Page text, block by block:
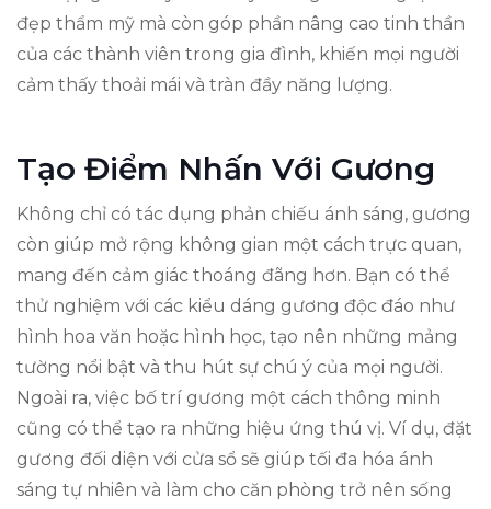
đẹp thẩm mỹ mà còn góp phần nâng cao tinh thần
của các thành viên trong gia đình, khiến mọi người
cảm thấy thoải mái và tràn đầy năng lượng.
Tạo Điểm Nhấn Với Gương
Không chỉ có tác dụng phản chiếu ánh sáng, gương
còn giúp mở rộng không gian một cách trực quan,
mang đến cảm giác thoáng đãng hơn. Bạn có thể
thử nghiệm với các kiểu dáng gương độc đáo như
hình hoa văn hoặc hình học, tạo nên những mảng
tường nổi bật và thu hút sự chú ý của mọi người.
Ngoài ra, việc bố trí gương một cách thông minh
cũng có thể tạo ra những hiệu ứng thú vị. Ví dụ, đặt
gương đối diện với cửa sổ sẽ giúp tối đa hóa ánh
sáng tự nhiên và làm cho căn phòng trở nên sống